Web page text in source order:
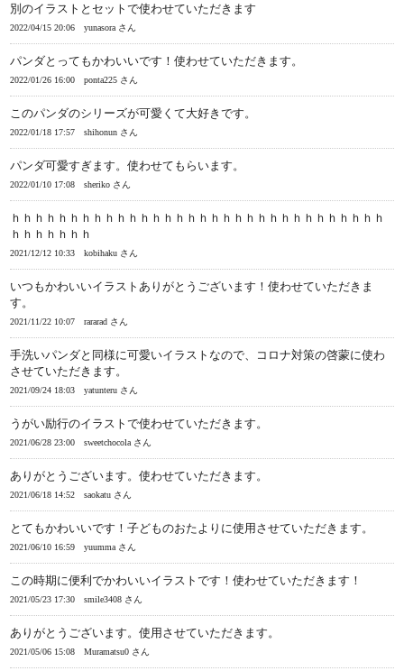
別のイラストとセットで使わせていただきます
2022/04/15 20:06 yunasora さん
パンダとってもかわいいです！使わせていただきます。
2022/01/26 16:00 ponta225 さん
このパンダのシリーズが可愛くて大好きです。
2022/01/18 17:57 shihonun さん
パンダ可愛すぎます。使わせてもらいます。
2022/01/10 17:08 sheriko さん
ｈｈｈｈｈｈｈｈｈｈｈｈｈｈｈｈｈｈｈｈｈｈｈｈｈｈｈｈｈｈｈｈ
ｈｈｈｈｈｈｈ
2021/12/12 10:33 kobihaku さん
いつもかわいいイラストありがとうございます！使わせていただきま
す。
2021/11/22 10:07 rararad さん
手洗いパンダと同様に可愛いイラストなので、コロナ対策の啓蒙に使わ
させていただきます。
2021/09/24 18:03 yatunteru さん
うがい励行のイラストで使わせていただきます。
2021/06/28 23:00 sweetchocola さん
ありがとうございます。使わせていただきます。
2021/06/18 14:52 saokatu さん
とてもかわいいです！子どものおたよりに使用させていただきます。
2021/06/10 16:59 yuumma さん
この時期に便利でかわいいイラストです！使わせていただきます！
2021/05/23 17:30 smile3408 さん
ありがとうございます。使用させていただきます。
2021/05/06 15:08 Muramatsu0 さん